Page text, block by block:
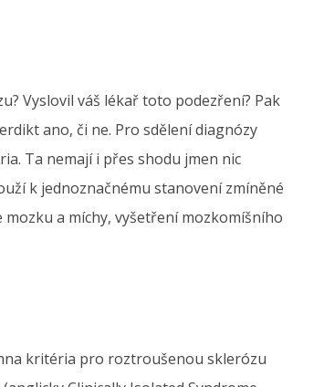
Vyslovil váš lékař toto podezření? Pak
ano, či ne. Pro sdělení diagnózy
Ta nemají i přes shodu jmen nic
k jednoznačnému stanovení zmíněné
a míchy, vyšetření mozkomíšního
kritéria pro roztroušenou sklerózu